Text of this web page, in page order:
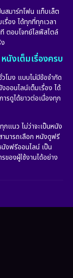
(265)
(6)
(11)
(2)
(7)
สมาร์ทโฟน แท็บเล็ต
รื่อง ได้ทุกที่ทุกเวลา
ตอบโจทย์ไลฟ์สไตล์
นังเต็มเรื่องครบ
โมง แบบไม่มีข้อจำกัด
ออนไลน์เต็มเรื่อง ได้
รดูได้ยาวต่อเนื่องทุก
แนว ไม่ว่าจะเป็นหนัง
ามารถเลือก หนังดูฟรี
นังฟรีออนไลน์ เป็น
ของผู้ใช้งานได้อย่าง